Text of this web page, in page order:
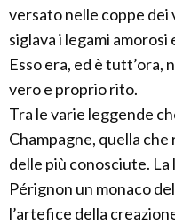
versato nelle coppe
siglava i legami
Esso era, ed è tutt’ora,
vero e proprio rito.
Tra le varie leggende
Champagne, quella
delle più conosciute.
Pérignon un monaco
l’artefice della